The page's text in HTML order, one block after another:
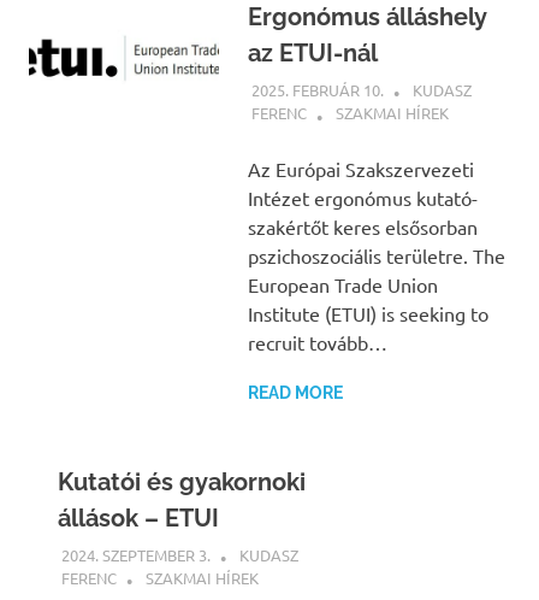
Ergonómus álláshely
az ETUI-nál
2025. FEBRUÁR 10.
KUDASZ
FERENC
SZAKMAI HÍREK
Az Európai Szakszervezeti
Intézet ergonómus kutató-
szakértőt keres elsősorban
pszichoszociális területre. The
European Trade Union
Institute (ETUI) is seeking to
recruit tovább…
READ MORE
Kutatói és gyakornoki
állások – ETUI
2024. SZEPTEMBER 3.
KUDASZ
FERENC
SZAKMAI HÍREK